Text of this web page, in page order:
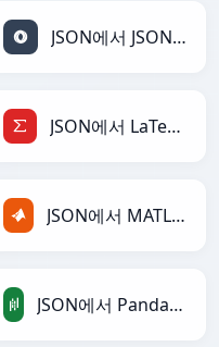
JSON에서 JSON로
JSON에서 LaTeX로
JSON에서 MATLAB로
JSON에서 PandasDataFrame로